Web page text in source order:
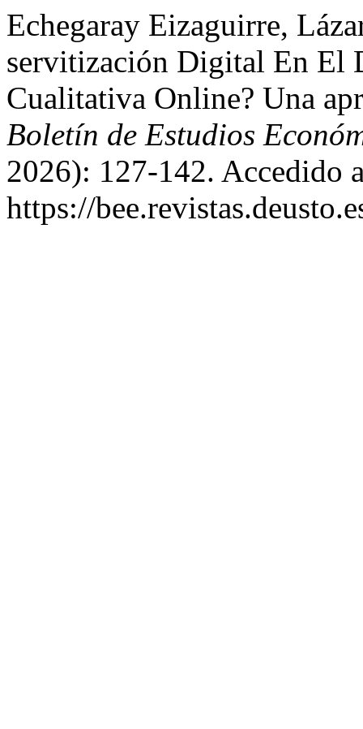
Echegaray Eizaguirre,
servitización Digital En El
Cualitativa Online? Una
Boletín de Estudios
2026): 127-142. Accedido
https://